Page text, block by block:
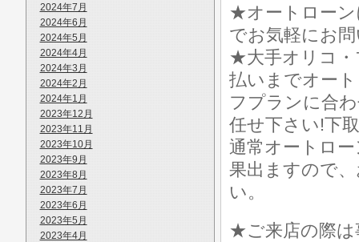
2024年7月
2024年6月
2024年5月
2024年4月
2024年3月
2024年2月
2024年1月
2023年12月
2023年11月
2023年10月
2023年9月
2023年8月
2023年7月
2023年6月
2023年5月
2023年4月
★オートローン
でお気軽にお
★大手オリコ・
払いまでオー
フプランに合
任せ下さい!下
通常オートロ
果出ますので
い。
★ご来店の際は